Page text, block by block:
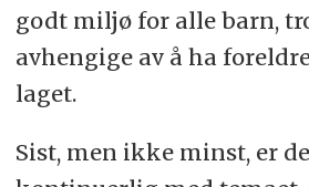
godt miljø for alle barn,
avhengige av å ha
laget.
Sist, men ikke minst, er